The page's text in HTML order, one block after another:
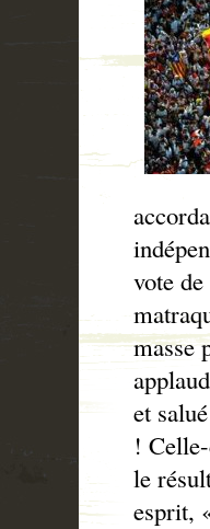
vote
masse
et
!
le
esprit,